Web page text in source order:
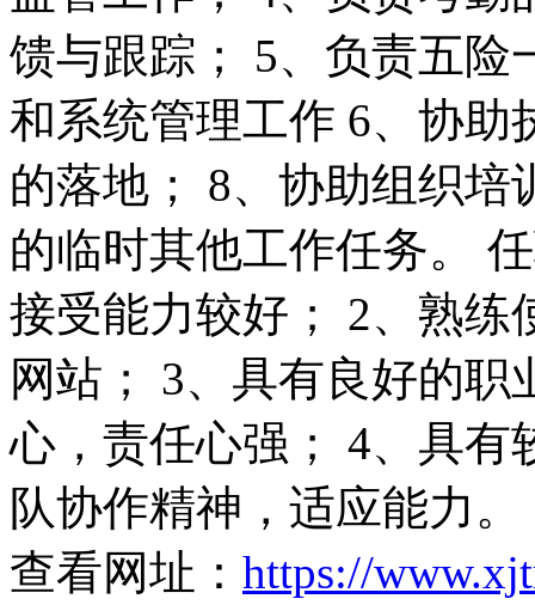
馈与跟踪； 5、负责五险
和系统管理工作 6、协助
的落地； 8、协助组织培
的临时其他工作任务。
接受能力较好； 2、熟练
网站； 3、具有良好的
心，责任心强； 4、具有
队协作精神，适应能力。
查看网址： https://